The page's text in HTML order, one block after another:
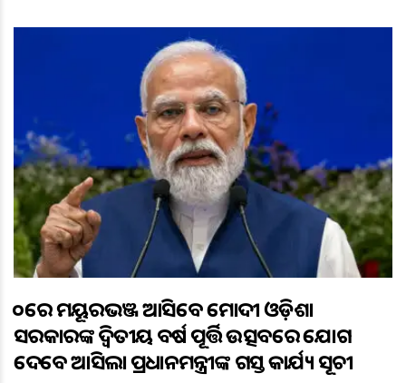
୨୦ରେ ମୟୂରଭଞ୍ଜ ଆସିବେ ମୋଦୀ ଓଡ଼ିଶା
ସରକାରଙ୍କ ଦ୍ବିତୀୟ ବର୍ଷ ପୂର୍ତ୍ତି ଉତ୍ସବରେ ଯୋଗ
ଦେବେ ଆସିଲା ପ୍ରଧାନମନ୍ତ୍ରୀଙ୍କ ଗସ୍ତ କାର୍ଯ୍ୟ ସୂଚୀ